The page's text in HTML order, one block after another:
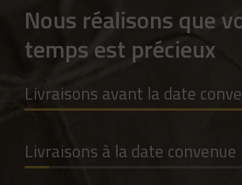
Nous réalisons que
temps est précieux
Livraisons avant la date
Livraisons à la date convenue